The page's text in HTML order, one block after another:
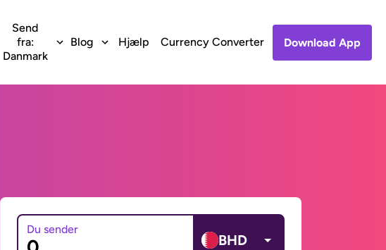
Send
fra:
Danmark
Blog Hjælp Currency Converter Download App
Du sender
BHD